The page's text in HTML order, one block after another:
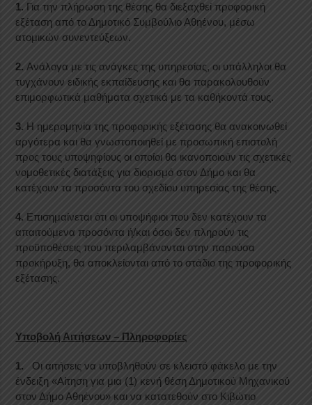
1. Για την πλήρωση της θέσης θα διεξαχθεί προφορική
εξέταση από το Δημοτικό Συμβούλιο Αθηένου, μέσω
ατομικών συνεντεύξεων.
2. Ανάλογα με τις ανάγκες της υπηρεσίας, οι υπάλληλοι θα
τυγχάνουν ειδικής εκπαίδευσης και θα παρακολουθούν
επιμορφωτικά μαθήματα σχετικά με τα καθήκοντά τους.
3. Η ημερομηνία της προφορικής εξέτασης θα ανακοινωθεί
αργότερα και θα γνωστοποιηθεί με προσωπική επιστολή
προς τους υποψηφίους οι οποίοι θα ικανοποιούν τις σχετικές
νομοθετικές διατάξεις για διορισμό στον Δήμο και θα
κατέχουν τα προσόντα του σχεδίου υπηρεσίας της θέσης.
4. Επισημαίνεται ότι οι υποψήφιοι που δεν κατέχουν τα
απαιτούμενα προσόντα ή/και όσοι δεν πληρούν τις
προϋποθέσεις που περιλαμβάνονται στην παρούσα
προκήρυξη, θα αποκλείονται από το στάδιο της προφορικής
εξέτασης.
Υποβολή Αιτήσεων – Πληροφορίες
1. Οι αιτήσεις να υποβληθούν σε κλειστό φάκελο με την
ένδειξη «Αίτηση για μια (1) κενή θέση Δημοτικού Μηχανικού
στον Δήμο Αθηένου» και να κατατεθούν στο Κιβώτιο